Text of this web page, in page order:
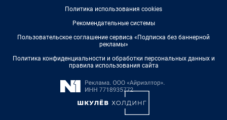
Политика использования cookies
Рекомендательные системы
Пользовательское соглашение сервиса «Подписка без баннерной
рекламы»
Политика конфиденциальности и обработки персональных данных и
правила использования сайта